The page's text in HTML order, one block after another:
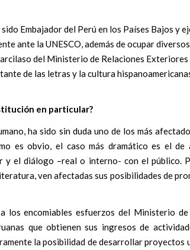
Embajador del Perú en los Países Bajos y
ante la UNESCO, además de ocupar
del Ministerio de Relaciones Exteriores
de las letras y la cultura
en particular?
ha sido sin duda uno de los más
es obvio, el caso más dramático es el de
y el diálogo –real o interno- con el público.
ven afectadas sus posibilidades de
los encomiables esfuerzos del Ministerio
que obtienen sus ingresos de
la posibilidad de desarrollar proyectos